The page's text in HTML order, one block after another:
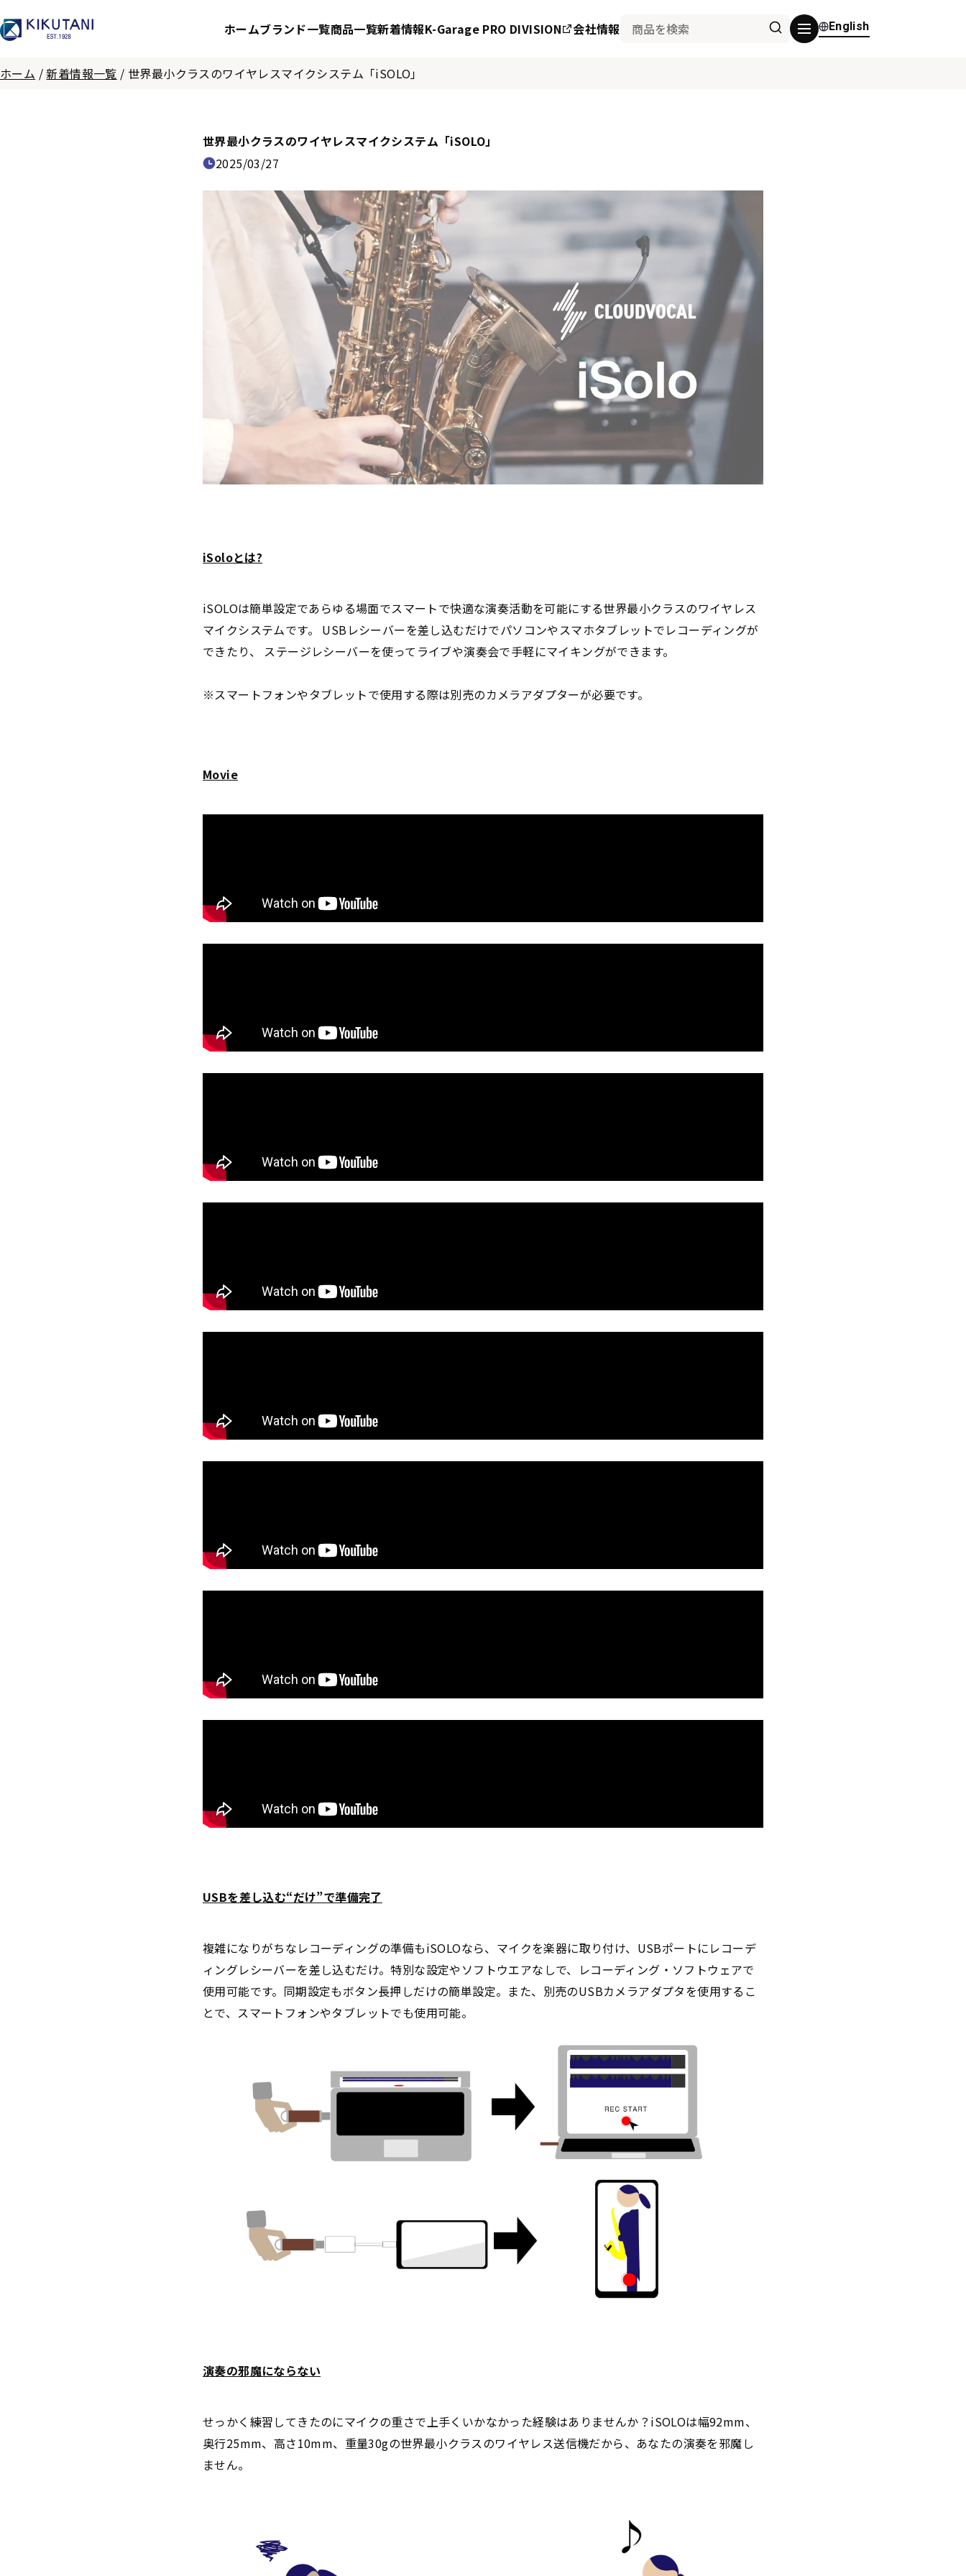
ホームブランド一覧商品一覧新着情報K-Garage PRO DIVISION 会社情報 English
ホーム /新着情報一覧 / 世界最小クラスのワイヤレスマイクシステム「iSOLO」
世界最小クラスのワイヤレスマイクシステム「iSOLO」
2025/03/27
iSoloとは?
iSOLOは簡単設定であらゆる場面でスマートで快適な演奏活動を可能にする世界最小クラスのワイヤレス
マイクシステムです。 USBレシーバーを差し込むだけでパソコンやスマホタブレットでレコーディングが
できたり、 ステージレシーバーを使ってライブや演奏会で手軽にマイキングができます。
※スマートフォンやタブレットで使用する際は別売のカメラアダプターが必要です。
Movie
USBを差し込む“だけ”で準備完了
複雑になりがちなレコーディングの準備もiSOLOなら、マイクを楽器に取り付け、USBポートにレコーデ
ィングレシーバーを差し込むだけ。特別な設定やソフトウエアなしで、レコーディング・ソフトウェアで
使用可能です。同期設定もボタン長押しだけの簡単設定。また、別売のUSBカメラアダプタを使用するこ
とで、スマートフォンやタブレットでも使用可能。
演奏の邪魔にならない
せっかく練習してきたのにマイクの重さで上手くいかなかった経験はありませんか？iSOLOは幅92mm、
奥行25mm、高さ10mm、重量30gの世界最小クラスのワイヤレス送信機だから、あなたの演奏を邪魔し
ません。